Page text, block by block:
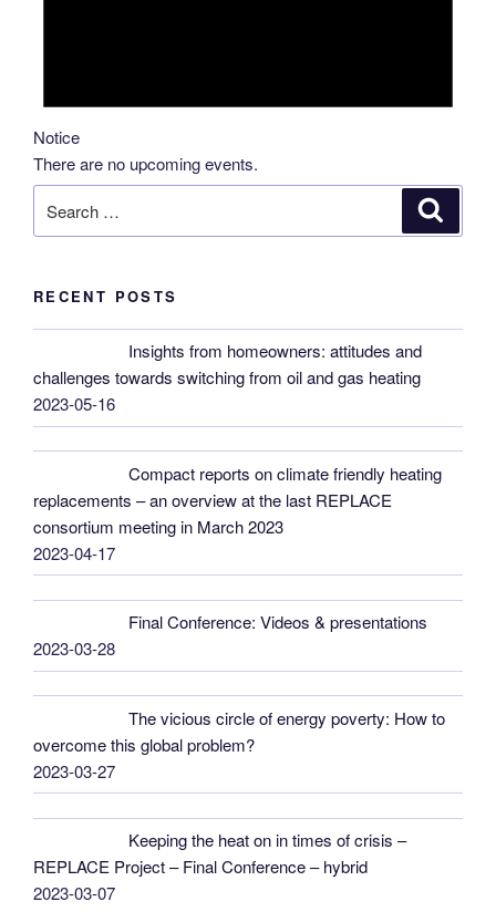
Notice
There are no upcoming events.
for:
RECENT POSTS
Insights from homeowners: attitudes and
challenges towards switching from oil and gas heating
2023-05-16
Compact reports on climate friendly heating
replacements – an overview at the last REPLACE
consortium meeting in March 2023
2023-04-17
Final Conference: Videos & presentations
2023-03-28
The vicious circle of energy poverty: How to
overcome this global problem?
2023-03-27
Keeping the heat on in times of crisis –
REPLACE Project – Final Conference – hybrid
2023-03-07